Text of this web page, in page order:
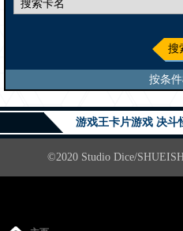
搜
按条
游戏王卡片游戏 决斗
©2020 Studio Dice/